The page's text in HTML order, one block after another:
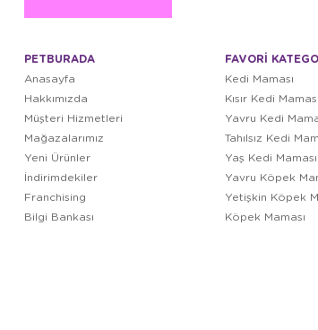
PETBURADA
Anasayfa
Hakkımızda
Müşteri Hizmetleri
Mağazalarımız
Yeni Ürünler
İndirimdekiler
Franchising
Bilgi Bankası
FAVORİ
Kedi Maması
Kısır Kedi Maması
Yavru Kedi
Tahılsız Kedi
Yaş Kedi Maması
Yavru Köpek
Yetişkin Köpek
Köpek Maması